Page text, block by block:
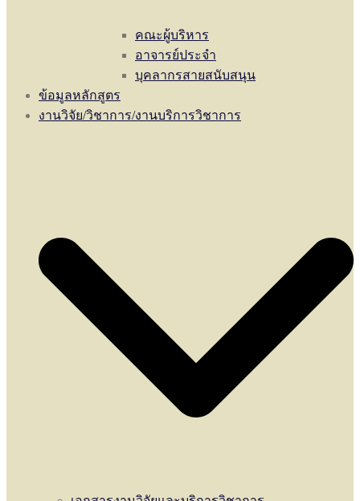
คณะผู้บริหาร
อาจารย์ประจำ
บุคลากรสายสนับสนุน
ข้อมูลหลักสูตร
งานวิจัย/วิชาการ/งานบริการวิชาการ